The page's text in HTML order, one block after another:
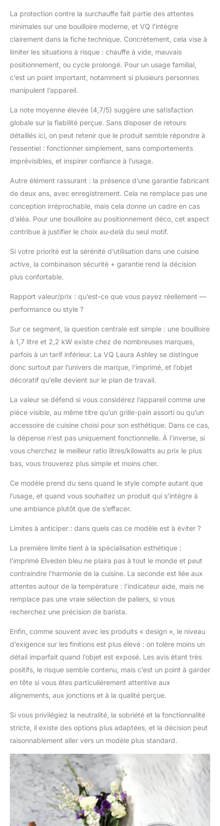
La protection contre la surchauffe fait partie des attentes
minimales sur une bouilloire moderne, et VQ l’intègre
clairement dans la fiche technique. Concrètement, cela vise à
limiter les situations à risque : chauffe à vide, mauvais
positionnement, ou cycle prolongé. Pour un usage familial,
c’est un point important, notamment si plusieurs personnes
manipulent l’appareil.
La note moyenne élevée (4,7/5) suggère une satisfaction
globale sur la fiabilité perçue. Sans disposer de retours
détaillés ici, on peut retenir que le produit semble répondre à
l’essentiel : fonctionner simplement, sans comportements
imprévisibles, et inspirer confiance à l’usage.
Autre élément rassurant : la présence d’une garantie fabricant
de deux ans, avec enregistrement. Cela ne remplace pas une
conception irréprochable, mais cela donne un cadre en cas
d’aléa. Pour une bouilloire au positionnement déco, cet aspect
contribue à justifier le choix au-delà du seul motif.
Si votre priorité est la sérénité d’utilisation dans une cuisine
active, la combinaison sécurité + garantie rend la décision
plus confortable.
Rapport valeur/prix : qu’est-ce que vous payez réellement —
performance ou style ?
Sur ce segment, la question centrale est simple : une bouilloire
à 1,7 litre et 2,2 kW existe chez de nombreuses marques,
parfois à un tarif inférieur. La VQ Laura Ashley se distingue
donc surtout par l’univers de marque, l’imprimé, et l’objet
décoratif qu’elle devient sur le plan de travail.
La valeur se défend si vous considérez l’appareil comme une
pièce visible, au même titre qu’un grille-pain assorti ou qu’un
accessoire de cuisine choisi pour son esthétique. Dans ce cas,
la dépense n’est pas uniquement fonctionnelle. À l’inverse, si
vous cherchez le meilleur ratio litres/kilowatts au prix le plus
bas, vous trouverez plus simple et moins cher.
Ce modèle prend du sens quand le style compte autant que
l’usage, et quand vous souhaitez un produit qui s’intègre à
une ambiance plutôt que de s’effacer.
Limites à anticiper : dans quels cas ce modèle est à éviter ?
La première limite tient à la spécialisation esthétique :
l’imprimé Elveden bleu ne plaira pas à tout le monde et peut
contraindre l’harmonie de la cuisine. La seconde est liée aux
attentes autour de la température : l’indicateur aide, mais ne
remplace pas une vraie sélection de paliers, si vous
recherchez une précision de barista.
Enfin, comme souvent avec les produits « design », le niveau
d’exigence sur les finitions est plus élevé : on tolère moins un
détail imparfait quand l’objet est exposé. Les avis étant très
positifs, le risque semble contenu, mais c’est un point à garder
en tête si vous êtes particulièrement attentive aux
alignements, aux jonctions et à la qualité perçue.
Si vous privilégiez la neutralité, la sobriété et la fonctionnalité
stricte, il existe des options plus adaptées, et la décision peut
raisonnablement aller vers un modèle plus standard.